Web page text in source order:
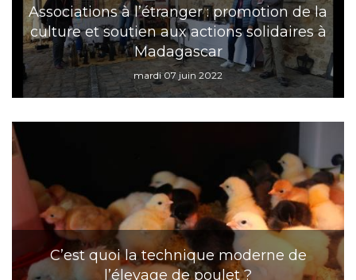
Associations à l’étranger : promotion de la
culture et soutien aux actions solidaires à
Madagascar
mardi 07 juin 2022
C’est quoi la technique moderne de
l’élevage de poulet ?